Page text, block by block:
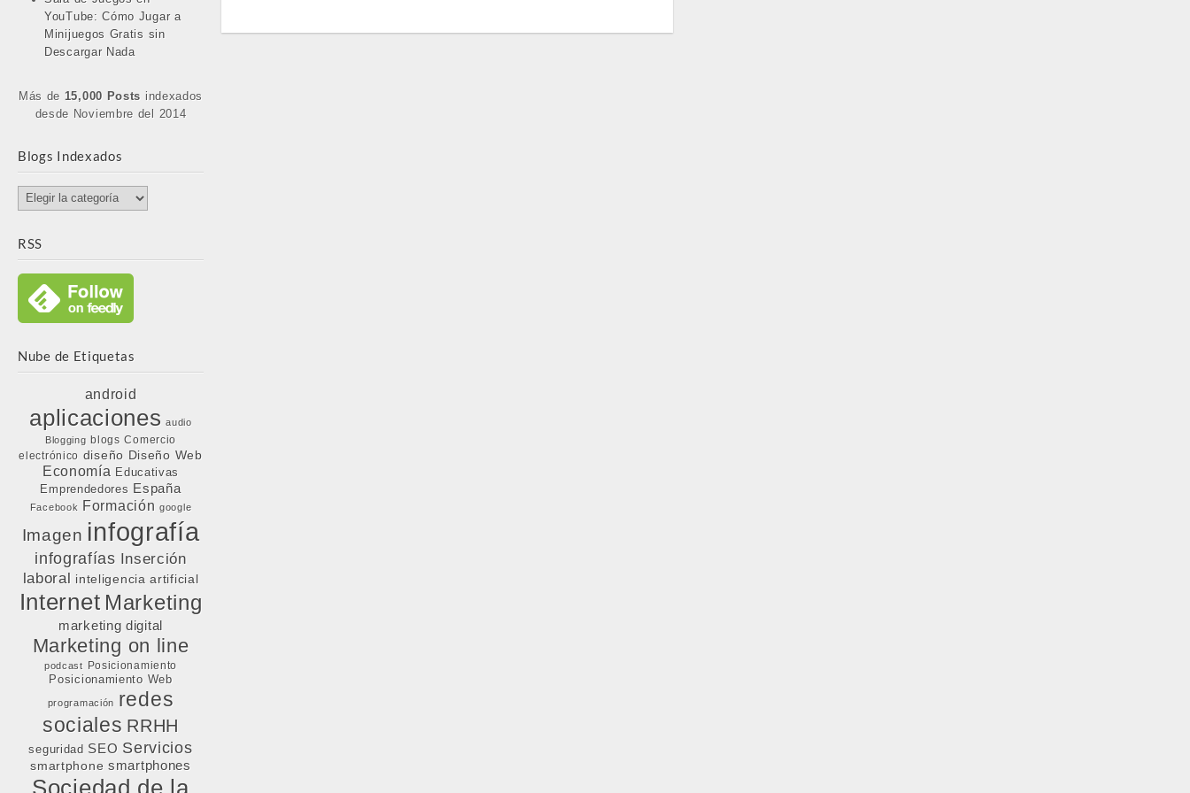
YouTube: Cómo Jugar a
Minijuegos Gratis sin
Descargar Nada
Más de 15,000 Posts indexados
desde Noviembre del 2014
Blogs Indexados
Blogs
Indexados
RSS
Nube de Etiquetas
android
aplicaciones audio
Blogging blogs Comercio
electrónico diseño Diseño Web
Economía Educativas
Emprendedores España
Facebook Formación google
Imagen infografía
infografías Inserción
laboral inteligencia artificial
Internet Marketing
marketing digital
Marketing on line
podcast
Posicionamiento
Posicionamiento Web
programación redes
sociales RRHH
seguridad SEO Servicios
smartphone smartphones
Sociedad de la